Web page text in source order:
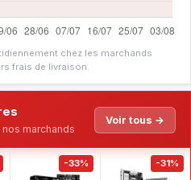
chez les marchands
frais de livraison.
marchands
Voir tous →
-33% -31%